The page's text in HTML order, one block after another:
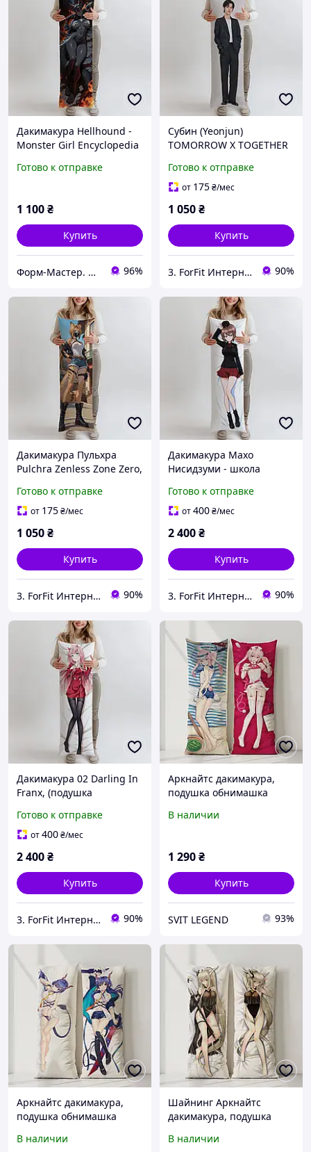
Дакимакура Hellhound -
Monster Girl Encyclopedia
обнимашка) 100*33 см
Готово к отправке
1 100₴
Купить
Форм-Мастер. Магазин форм для декора 96%
Субин (Yeonjun)
TOMORROW X TOGETHER
обнимашка ростова
100*33 см
Готово к отправке
от 175₴/мес
1 050₴
Купить
3. ForFit Интернет-магазин спортивных товаров 90%
Дакимакура Пульхра
Pulchra Zenless Zone Zero,
100*33 см
Готово к отправке
от 175₴/мес
1 050₴
Купить
3. ForFit Интернет-магазин спортивных товаров 90%
Дакимакура Махо
Нисидзуми - школа
обнимашка) 180*60 см
Готово к отправке
от400₴/мес
2 400₴
Купить
3. ForFit Интернет-магазин спортивных товаров 90%
Дакимакура 02 Darling In
Franx, (подушка
Готово к отправке
от400₴/мес
2 400₴
Купить
3. ForFit Интернет-магазин спортивных товаров 90%
Аркнайтс дакимакура,
подушка обнимашка
В наличии
1 290₴
Купить
SVIT LEGEND 93%
Аркнайтс дакимакура,
подушка обнимашка
В наличии
Шайнинг Аркнайтс
дакимакура, подушка
120*40 см
В наличии